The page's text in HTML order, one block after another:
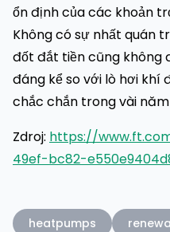
ổn định của các khoản
Không có sự nhất quán
đốt đắt tiền cũng không
đáng kể so với lò hơi khí
chắc chắn trong vài
Zdroj: https://
49ef-bc82-
heatpumps